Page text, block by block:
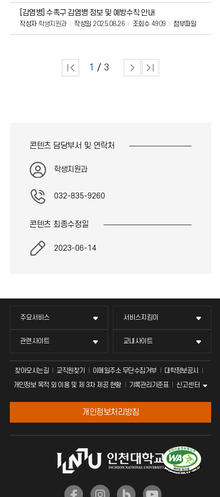
[감염병] 수족구 감염병 정보 및 예방수칙 안내
작성자학생지원과 작성일 2025.08.26 조회수4909 첨부파일
1 3
콘텐츠 담당부서 및 연락처
학생지원과
032-835-9260
콘텐츠 최종수정일
2023-06-14
주요서비스 서비스지킴이
관련사이트 교내사이트
찾아오시는길 교직원찾기 이메일주소 무단수집거부
대학정보공시
개인정보 목적 외 이용 및 제 3차 제공 현황
기록관리기준표 신고센터
개인정보처리방침